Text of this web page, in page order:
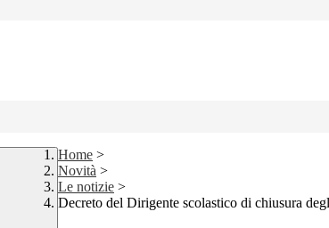
Home >
Novità >
Le notizie >
Decreto del Dirigente scolastico di chiusura